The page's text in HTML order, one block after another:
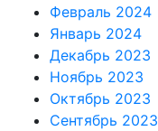
Февраль 2024
Январь 2024
Декабрь 2023
Ноябрь 2023
Октябрь 2023
Сентябрь 2023